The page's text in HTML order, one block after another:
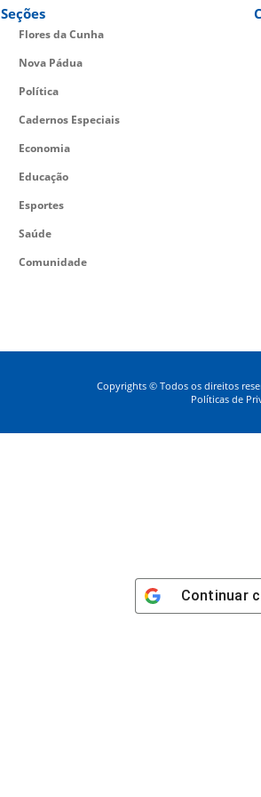
Seções
Flores da Cunha
Nova Pádua
Política
Cadernos Especiais
Economia
Educação
Esportes
Saúde
Comunidade
Copyrights © Todos os direitos
Políticas de
Continuar